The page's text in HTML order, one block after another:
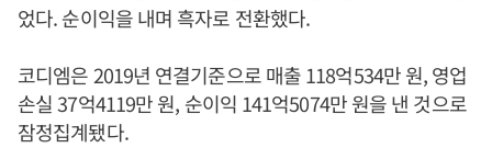
었다. 순이익을 내며 흑자로 전환했다.
코디엠은 2019년 연결기준으로 매출 118억534만 원, 영업
손실 37억4119만 원, 순이익 141억5074만 원을 낸 것으로
잠정집계됐다.